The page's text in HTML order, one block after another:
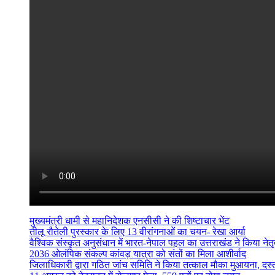
मुख्यमंत्री धामी से महानिदेशक एनसीसी ने की शिष्टाचार भेंट
तीलू रौतेली पुरस्कार के लिए 13 वीरांगनाओं का चयन- रेखा आर्या
वैश्विक संस्कृत अनुसंधान में भारत-नेपाल पहल का उत्तराखंड ने किया
2036 ओलंपिक संकल्प कांवड़ यात्रा को संतों का मिला आशीर्वाद
जिलाधिकारी द्वारा गठित जांच समिति ने किया तत्काल मौका मुआयना,